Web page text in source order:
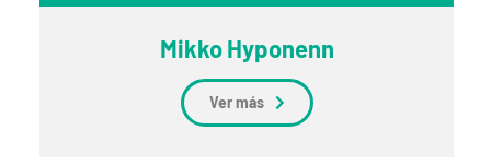
Mikko Hyponenn
Ver más